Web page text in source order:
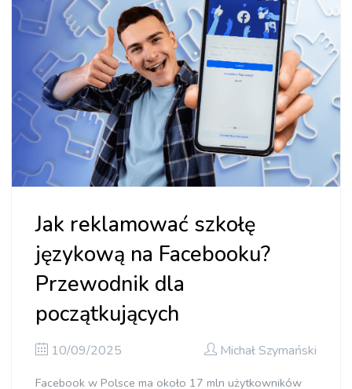
Jak reklamować szkołę
językową na Facebooku?
Przewodnik dla
początkujących
10/09/2025 Michał Szymański
Facebook w Polsce ma około 17 mln użytkowników